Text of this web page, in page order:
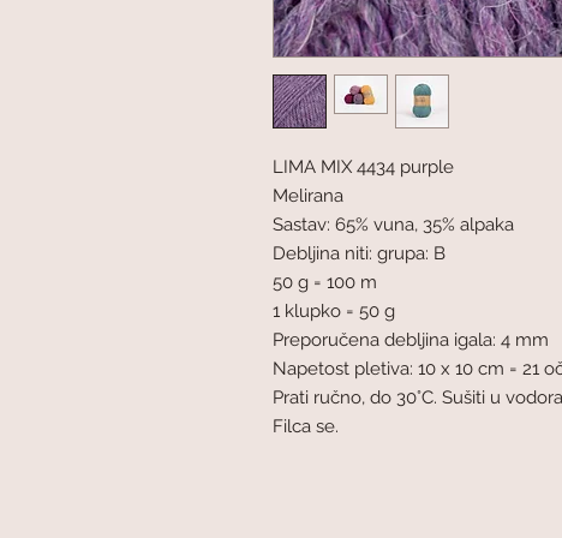
LIMA MIX 4434 purple
Melirana
Sastav: 65% vuna, 35% alpaka
Debljina niti: grupa: B
50 g = 100 m
1 klupko = 50 g
Preporučena debljina igala: 4 mm
Napetost pletiva: 10 x 10 cm = 21
Prati ručno, do 30°C. Sušiti u
Filca se.